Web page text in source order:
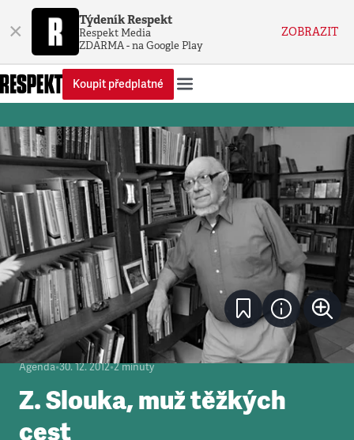
× Týdeník Respekt
Respekt Media
ZDARMA - na Google Play
ZOBRAZIT
Koupit předplatné
Agenda•30. 12. 2012•2minuty
Z. Slouka, muž těžkých
cest